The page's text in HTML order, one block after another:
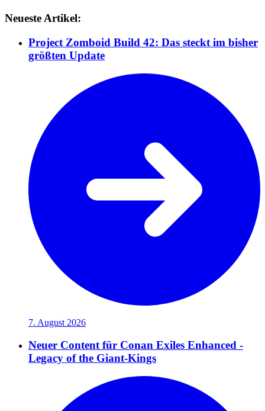
Neueste Artikel:
Project Zomboid Build 42: Das steckt im bisher
größten Update
7. August 2026
Neuer Content für Conan Exiles Enhanced -
Legacy of the Giant-Kings